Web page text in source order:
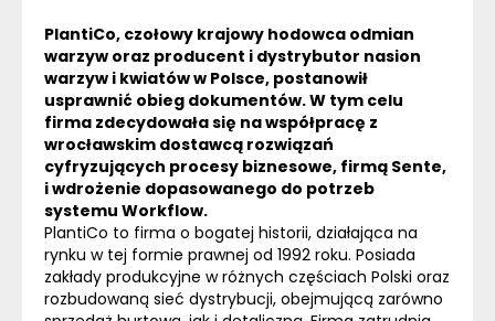
PlantiCo, czołowy krajowy hodowca odmian
warzyw oraz producent i dystrybutor nasion
warzyw i kwiatów w Polsce, postanowił
usprawnić obieg dokumentów. W tym celu
firma zdecydowała się na współpracę z
wrocławskim dostawcą rozwiązań
cyfryzujących procesy biznesowe, firmą Sente,
i wdrożenie dopasowanego do potrzeb
systemu Workflow.
PlantiCo to firma o bogatej historii, działająca na
rynku w tej formie prawnej od 1992 roku. Posiada
zakłady produkcyjne w różnych częściach Polski oraz
rozbudowaną sieć dystrybucji, obejmującą zarówno